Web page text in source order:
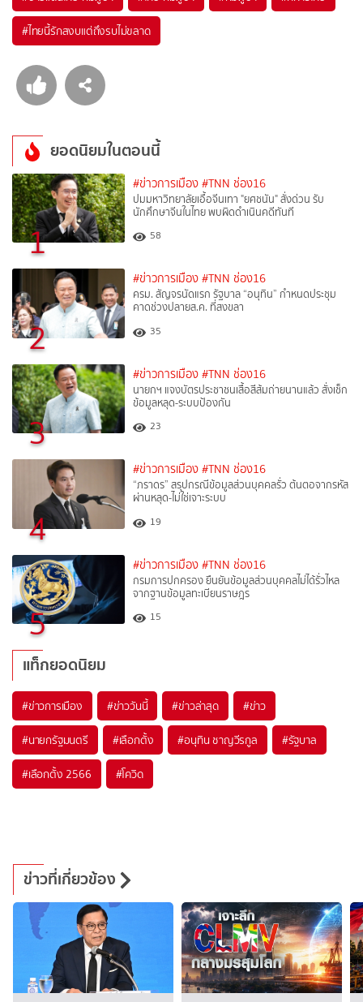
#ไทยนี้รักสงบแต่ถึงรบไม่ขลาด
ยอดนิยมในตอนนี้
1
#ข่าวการเมือง #TNN ช่อง16
ปมมหาวิทยาลัยเอื้อจีนเทา "ยศชนัน" สั่งด่วน รับ
นักศึกษาจีนในไทย พบผิดดำเนินคดีทันที
58
2
#ข่าวการเมือง #TNN ช่อง16
ครม. สัญจรนัดแรก รัฐบาล “อนุทิน” กำหนดประชุม
คาดช่วงปลายส.ค. ที่สงขลา
35
3
#ข่าวการเมือง #TNN ช่อง16
นายกฯ แจงบัตรประชาชนเสื้อสีส้มถ่ายนานแล้ว สั่งเช็ก
ข้อมูลหลุด-ระบบป้องกัน
23
4
#ข่าวการเมือง #TNN ช่อง16
“ภราดร” สรุปกรณีข้อมูลส่วนบุคคลรั่ว ต้นตอจากรหัส
ผ่านหลุด-ไม่ใช่เจาะระบบ
19
5
#ข่าวการเมือง #TNN ช่อง16
กรมการปกครอง ยืนยันข้อมูลส่วนบุคคลไม่ได้รั่วไหล
จากฐานข้อมูลทะเบียนราษฎร
15
แท็กยอดนิยม
#ข่าวการเมือง #ข่าววันนี้ #ข่าวล่าสุด #ข่าว
#นายกรัฐมนตรี #เลือกตั้ง #อนุทิน ชาญวีรกูล #รัฐบาล
#เลือกตั้ง 2566 #โควิด
ข่าวที่เกี่ยวข้อง